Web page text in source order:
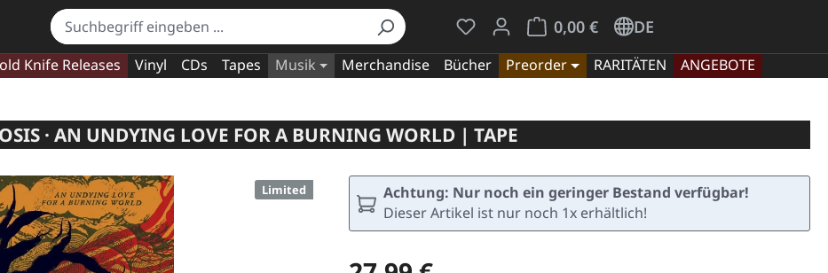
Du hast 0 Produkte auf dem Merkzettel
0,00 €
Warenkorb enthält 0 Positionen. Der
DE
Knife Releases Vinyl CDs Tapes Musik Merchandise Bücher Preorder RARITÄTEN
ANGEBOTE
· AN UNDYING LOVE FOR A BURNING WORLD | TAPE
Limited
Achtung: Nur noch ein geringer Bestand verfügbar!
Dieser Artikel ist nur noch 1x erhältlich!
Regulärer Preis: